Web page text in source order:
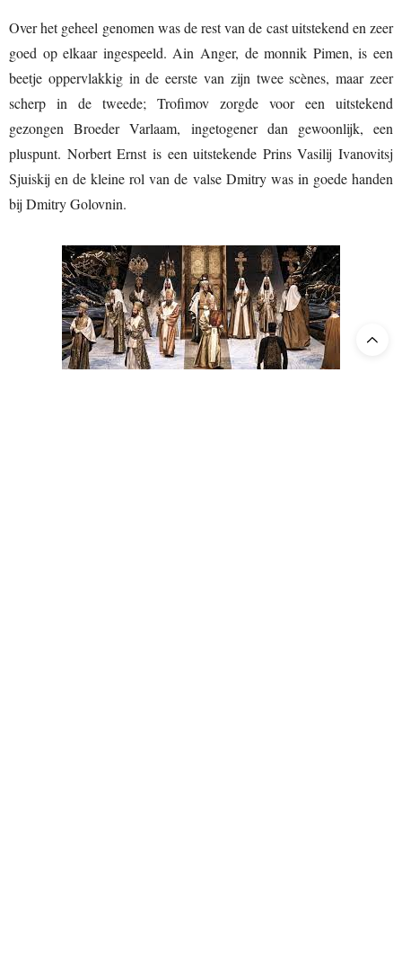
Over het geheel genomen was de rest van de cast uitstekend en zeer
goed op elkaar ingespeeld. Ain Anger, de monnik Pimen, is een
beetje oppervlakkig in de eerste van zijn twee scènes, maar zeer
scherp in de tweede; Trofimov zorgde voor een uitstekend
gezongen Broeder Varlaam, ingetogener dan gewoonlijk, een
pluspunt. Norbert Ernst is een uitstekende Prins Vasilij Ivanovitsj
Sjuiskij en de kleine rol van de valse Dmitry was in goede handen
bij Dmitry Golovnin.